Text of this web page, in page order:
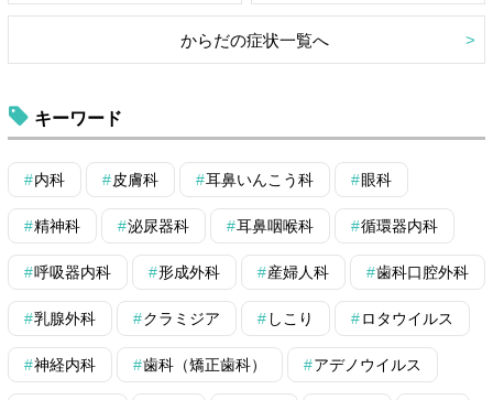
からだの症状一覧へ
キーワード
内科 皮膚科 耳鼻いんこう科 眼科
精神科 泌尿器科 耳鼻咽喉科 循環器内科
呼吸器内科 形成外科 産婦人科 歯科口腔外科
乳腺外科 クラミジア しこり ロタウイルス
神経内科 歯科（矯正歯科） アデノウイルス